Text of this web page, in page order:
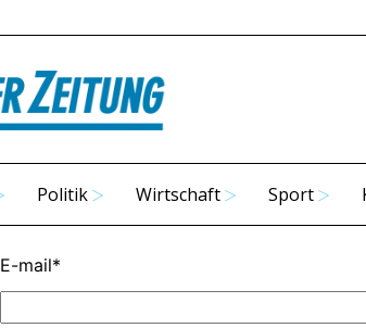
Politik Wirtschaft Sport
E-mail*